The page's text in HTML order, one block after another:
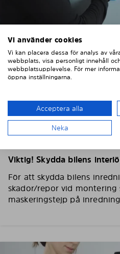
Tvätta och torka
gärna fönsterputs och en
skyddsfilmen på
Viktig! Skydda bilens
För att skydda bilens
skador/repor vid montering
maskeringstejp på
Vi använder cookies
Vi kan placera dessa för analys av
webbplats, visa personligt innehåll
webbplatsupplevelse. För mer
öppna inställningarna.
Acceptera alla
Neka